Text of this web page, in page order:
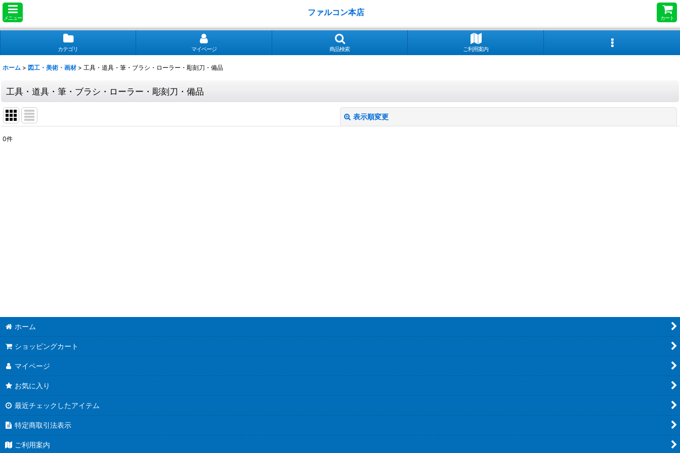
メニュー
ファルコン本店
カート
カテゴリ マイページ 商品検索 ご利用案内
ホーム > 図工・美術・画材 > 工具・道具・筆・ブラシ・ローラー・彫刻刀・備品
工具・道具・筆・ブラシ・ローラー・彫刻刀・備品
表示順変更
0件
ホーム
ショッピングカート
マイページ
お気に入り
最近チェックしたアイテム
特定商取引法表示
ご利用案内